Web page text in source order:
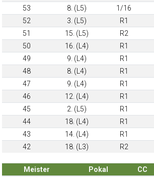
53
8. (L5) 1/16
52
3. (L5) R1
51
15. (L5) R2
50
16. (L4) R1
49
9. (L4) R1
48
8. (L4) R1
47
9. (L4) R1
46
12. (L4) R1
45
2. (L5) R1
44
18. (L4) R1
43
14. (L4) R1
42
18. (L3) R2
Meister Pokal CC